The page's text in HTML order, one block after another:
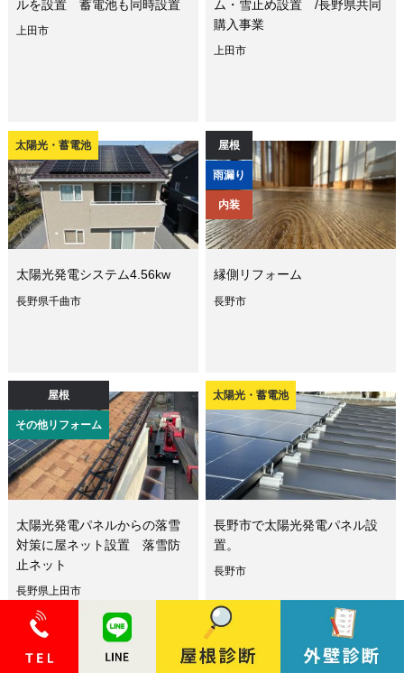
ルを設置 蓄電池も同時設置
上田市
ム・雪止め設置 /長野県共同
購入事業
上田市
太陽光・蓄電池
太陽光発電システム4.56kw
長野県千曲市
屋根
雨漏り
内装
縁側リフォーム
長野市
屋根
その他リフォーム
太陽光発電パネルからの落雪
対策に屋ネット設置 落雪防
止ネット
長野県上田市
太陽光・蓄電池
長野市で太陽光発電パネル設
置。
長野市